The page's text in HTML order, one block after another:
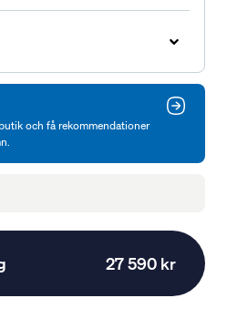
och få rekommendationer
27 590 kr